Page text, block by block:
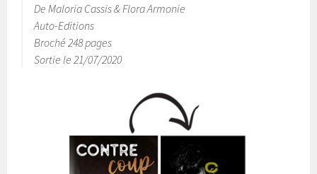
De Maloria Cassis & Flora Armonie
Auto-Editions
Broché 248 pages
Sortie le 21/07/2020